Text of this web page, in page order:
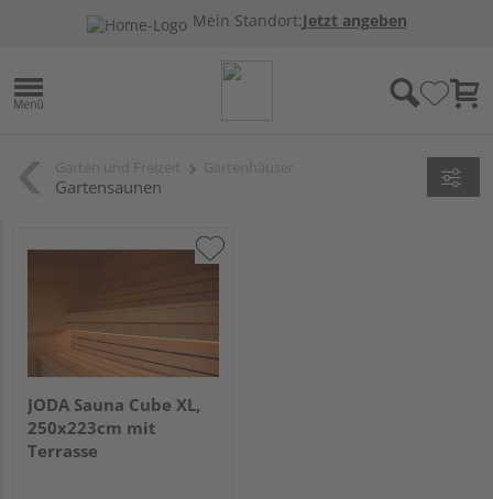
Mein Standort:Jetzt angeben
Gartensaunen
JODA Sauna Cube XL,
250x223cm mit
Terrasse